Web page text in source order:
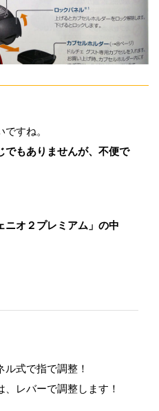
すね。
でもありませんが、不便で
ニオ２プレミアム」の中
ル式で指で調整！
、レバーで調整します！